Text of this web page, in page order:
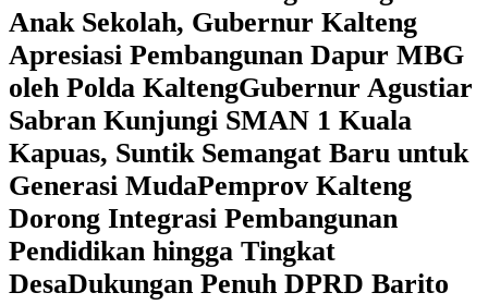
Anak Sekolah, Gubernur Kalteng
Apresiasi Pembangunan Dapur MBG
oleh Polda Kalteng‎Gubernur Agustiar
Sabran Kunjungi SMAN 1 Kuala
Kapuas, Suntik Semangat Baru untuk
Generasi Muda‎Pemprov Kalteng
Dorong Integrasi Pembangunan
Pendidikan hingga Tingkat
DesaDukungan Penuh DPRD Barito